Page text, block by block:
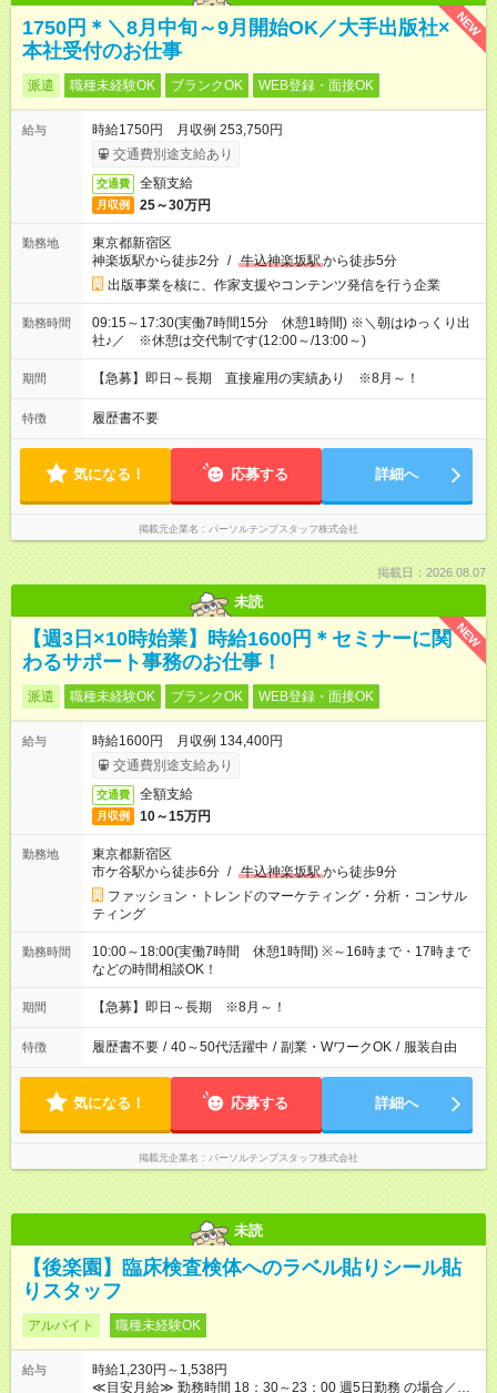
NEW
1750円＊＼8月中旬～9月開始OK／大手出版社×
本社受付のお仕事
派遣 職種未経験OK ブランクOK WEB登録・面接OK
給与
時給1750円 月収例 253,750円
交通費別途支給あり
交通費 全額支給
月収例 25～30万円
勤務地
東京都新宿区
神楽坂駅から徒歩2分 / 牛込神楽坂駅から徒歩5分
出版事業を核に、作家支援やコンテンツ発信を行う企業
勤務時間
09:15～17:30(実働7時間15分 休憩1時間) ※＼朝はゆっくり出
社♪／ ※休憩は交代制です(12:00～/13:00～)
期間 【急募】即日～長期 直接雇用の実績あり ※8月～！
特徴 履歴書不要
気になる！ 応募する 詳細へ
掲載元企業名 パーソルテンプスタッフ株式会社
掲載日：2026.08.07
未読
NEW
【週3日×10時始業】時給1600円＊セミナーに関
わるサポート事務のお仕事！
派遣 職種未経験OK ブランクOK WEB登録・面接OK
給与
時給1600円 月収例 134,400円
交通費別途支給あり
交通費 全額支給
月収例 10～15万円
勤務地
東京都新宿区
市ケ谷駅から徒歩6分 / 牛込神楽坂駅から徒歩9分
ファッション・トレンドのマーケティング・分析・コンサル
ティング
勤務時間
10:00～18:00(実働7時間 休憩1時間) ※～16時まで・17時まで
などの時間相談OK！
期間 【急募】即日～長期 ※8月～！
特徴 履歴書不要 / 40～50代活躍中 / 副業・WワークOK / 服装自由
気になる！ 応募する 詳細へ
掲載元企業名 パーソルテンプスタッフ株式会社
未読
【後楽園】臨床検査検体へのラベル貼りシール貼
りスタッフ
アルバイト 職種未経験OK
給与
時給1,230円～1,538円
≪目安月給≫ 勤務時間 18：30～23：00 週5⽇勤務 の場合／社